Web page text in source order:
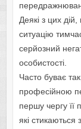
Деякі з цих
ситуацію
серйозний
особистості.
Часто буває
професійною
першу чергу її
які